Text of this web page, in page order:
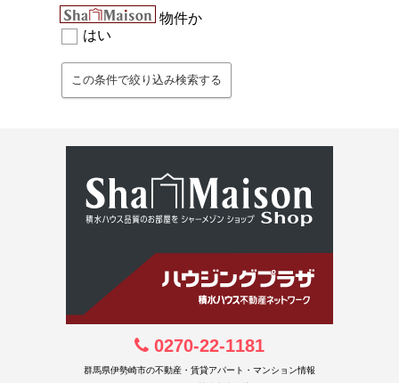
物件か
はい
0270-22-1181
群馬県伊勢崎市の不動産・賃貸アパート・マンション情報